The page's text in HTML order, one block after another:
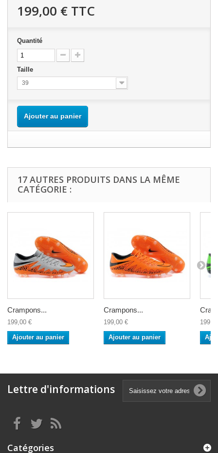
199,00 € TTC
Quantité
Taille
39
Ajouter au panier
17 AUTRES PRODUITS DANS LA MÊME
CATÉGORIE :
Crampons...
199,00 €
Ajouter au panier
Crampons...
199,00 €
Ajouter au panier
Lettre d'informations
Catégories